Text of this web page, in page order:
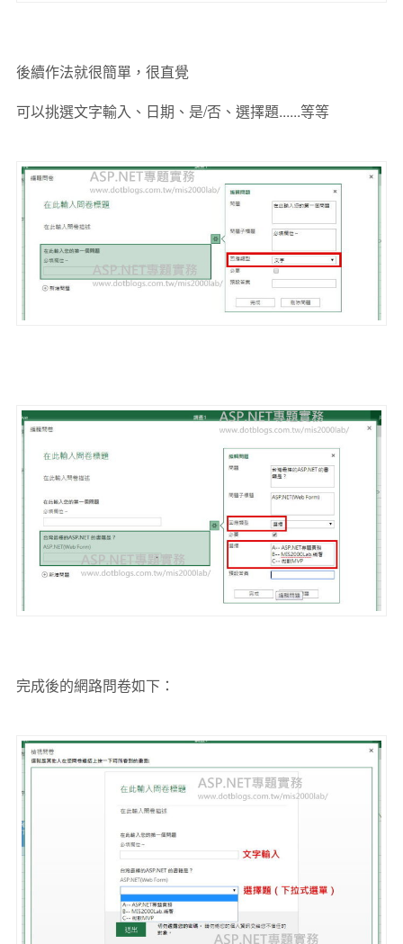
後續作法就很簡單，很直覺
可以挑選文字輸入、日期、是/否、選擇題......等等
完成後的網路問卷如下：